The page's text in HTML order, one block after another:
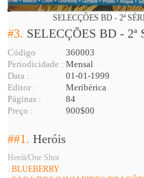
SELECÇÕES BD - 2ª
#3. SELECÇÕES BD - 2ª
Código
360003
Periodicidade : Mensal
Data :
01-01-1999
Editor :
Meribérica
Páginas :
84
Preço :
900$00
##1.Heróis
Herói/One Shot
. BLUEBERRY